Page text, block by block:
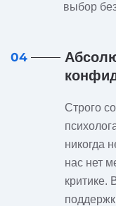
выбор
04
Строго
никогда
нас нет
критике.